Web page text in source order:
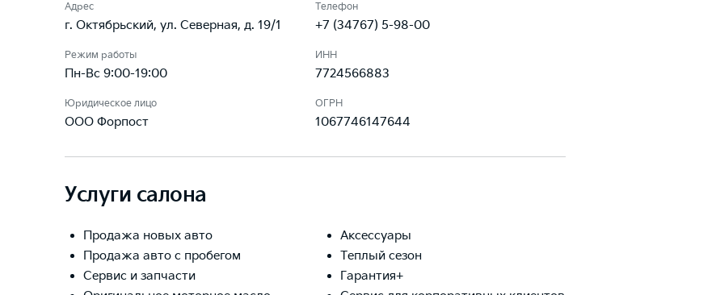
Адрес
г. Октябрьский, ул. Северная, д. 19/1
Режим работы
Пн-Вс 9:00-19:00
Юридическое лицо
ООО Форпост
Телефон
+7 (34767) 5-98-00
ИНН
7724566883
ОГРН
1067746147644
Услуги салона
Продажа новых авто
Продажа авто с пробегом
Сервис и запчасти
Аксессуары
Теплый сезон
Гарантия+